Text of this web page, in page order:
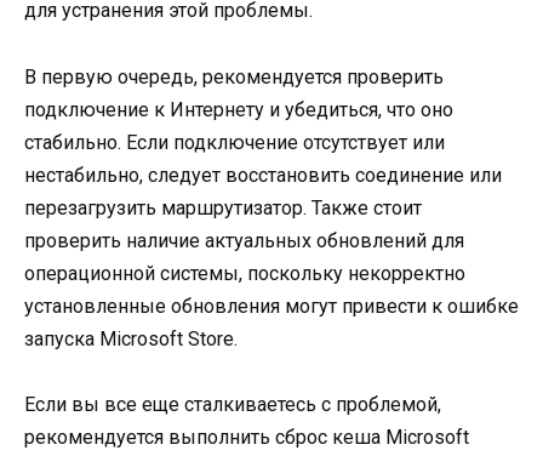
для устранения этой проблемы.
В первую очередь, рекомендуется проверить
подключение к Интернету и убедиться, что оно
стабильно. Если подключение отсутствует или
нестабильно, следует восстановить соединение или
перезагрузить маршрутизатор. Также стоит
проверить наличие актуальных обновлений для
операционной системы, поскольку некорректно
установленные обновления могут привести к ошибке
запуска Microsoft Store.
Если вы все еще сталкиваетесь с проблемой,
рекомендуется выполнить сброс кеша Microsoft